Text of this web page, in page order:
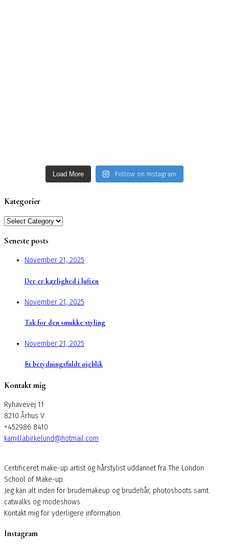
Load More Follow on Instagram
Kategorier
Kategorier
Seneste posts
November 21, 2025
Der er kærlighed i luften
November 21, 2025
Tak for den smukke styling
November 21, 2025
Et betydningsfuldt øjeblik
Kontakt mig
Ryhavevej 11
8210 Århus V
+452986 8410
kamillabirkelund@hotmail.com
Certificeret make-up artist og hårstylist uddannet fra The London
School of Make-up.
Jeg kan alt inden for brudemakeup og brudehår, photoshoots samt
catwalks og modeshows.
Kontakt mig for yderligere information.
Instagram